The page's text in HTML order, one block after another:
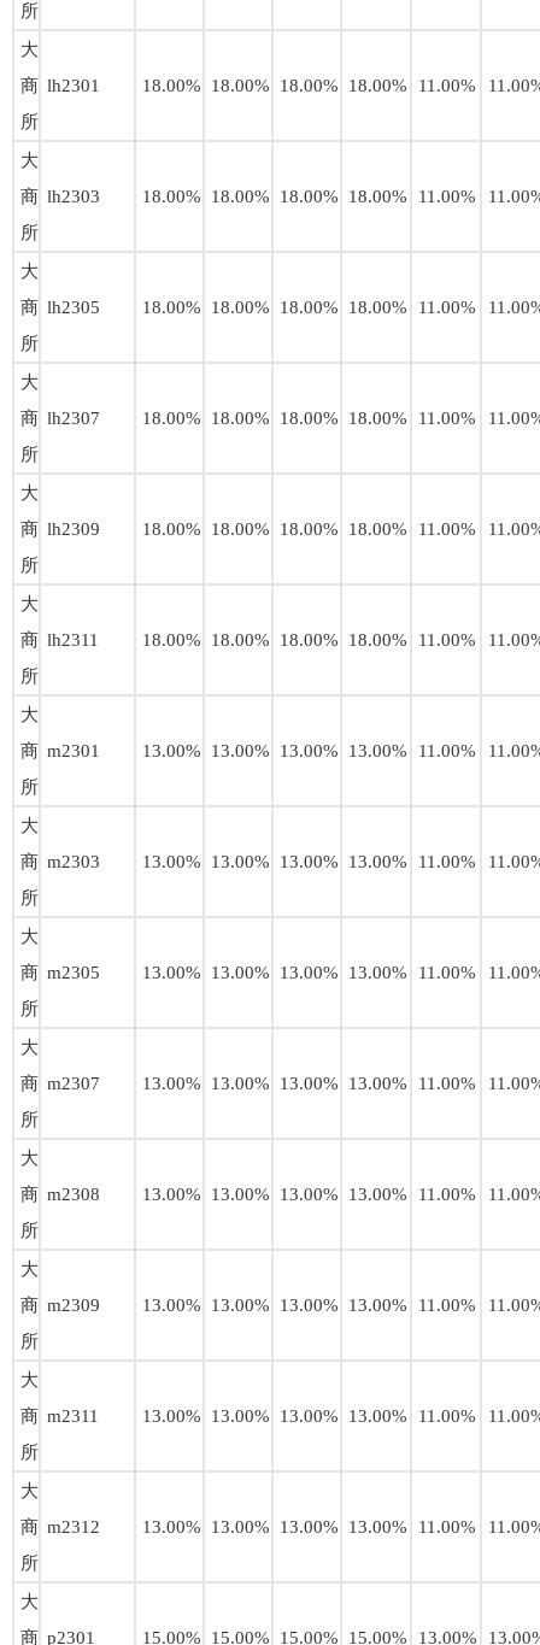
所
大
商
所
lh2301 18.00% 18.00% 18.00% 18.00% 11.00%
大
商
所
lh2303 18.00% 18.00% 18.00% 18.00% 11.00%
大
商
所
lh2305 18.00% 18.00% 18.00% 18.00% 11.00%
大
商
所
lh2307 18.00% 18.00% 18.00% 18.00% 11.00%
大
商
所
lh2309 18.00% 18.00% 18.00% 18.00% 11.00%
大
商
所
lh2311 18.00% 18.00% 18.00% 18.00% 11.00%
大
商
所
m2301 13.00% 13.00% 13.00% 13.00% 11.00%
大
商
所
m2303 13.00% 13.00% 13.00% 13.00% 11.00%
大
商
所
m2305 13.00% 13.00% 13.00% 13.00% 11.00%
大
商
所
m2307 13.00% 13.00% 13.00% 13.00% 11.00%
大
商
所
m2308 13.00% 13.00% 13.00% 13.00% 11.00%
大
商
所
m2309 13.00% 13.00% 13.00% 13.00% 11.00%
大
商
所
m2311 13.00% 13.00% 13.00% 13.00% 11.00%
大
商
所
m2312 13.00% 13.00% 13.00% 13.00% 11.00%
大
商 p2301 15.00% 15.00% 15.00% 15.00% 13.00%